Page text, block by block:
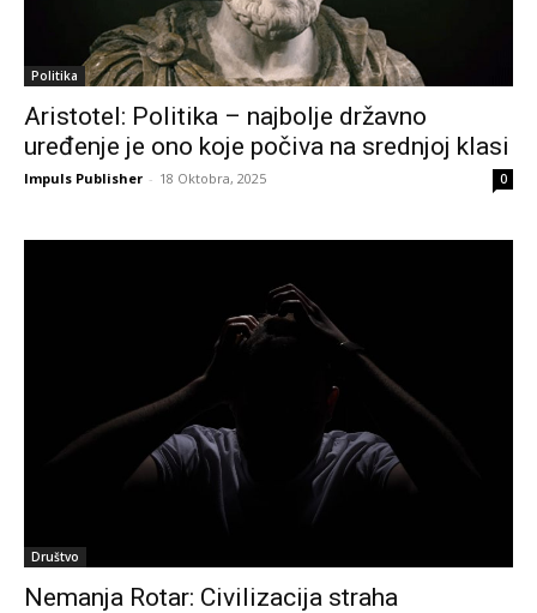
Politika
Aristotel: Politika – najbolje državno
uređenje je ono koje počiva na srednjoj klasi
Impuls Publisher - 18 Oktobra, 2025 0
Društvo
Nemanja Rotar: Civilizacija straha